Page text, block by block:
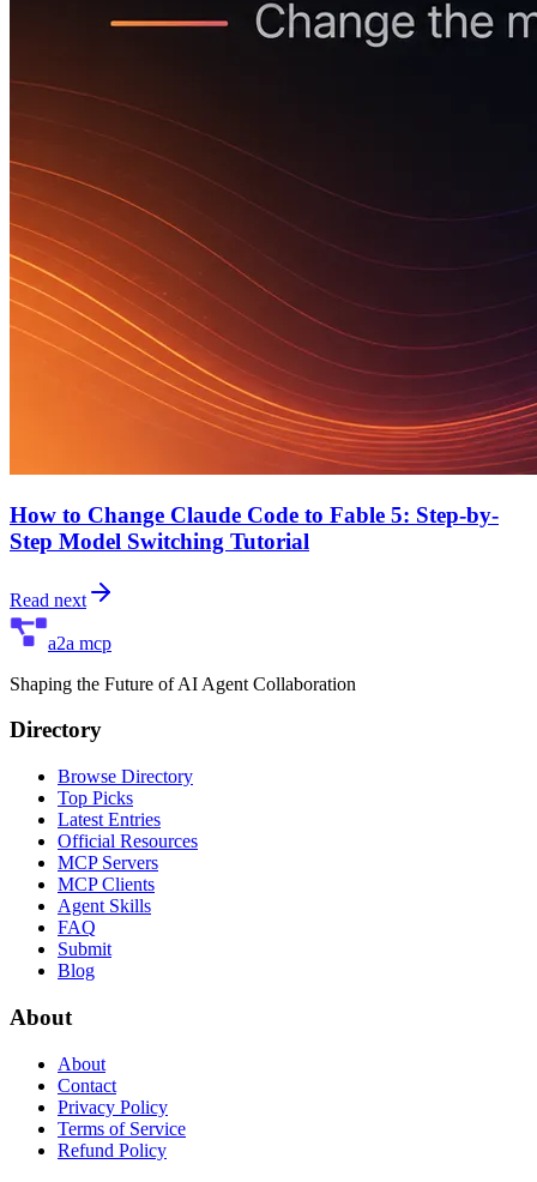
How to Change Claude Code to Fable 5: Step-by-
Step Model Switching Tutorial
Read next
a2a mcp
Shaping the Future of AI Agent Collaboration
Directory
Browse Directory
Top Picks
Latest Entries
Official Resources
MCP Servers
MCP Clients
Agent Skills
FAQ
Submit
Blog
About
About
Contact
Privacy Policy
Terms of Service
Refund Policy